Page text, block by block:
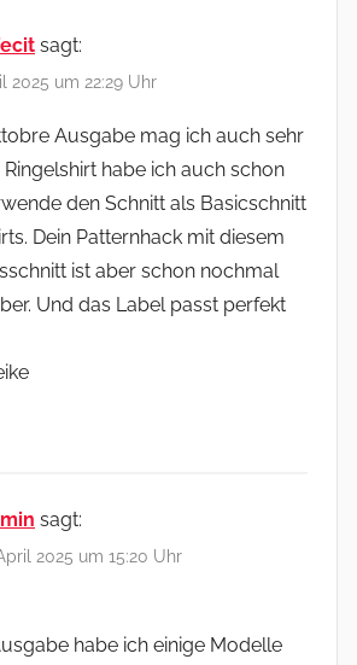
sagt:
2025 um 22:29 Uhr
Ausgabe mag ich auch sehr
habe ich auch schon
den Schnitt als Basicschnitt
Dein Patternhack mit diesem
ist aber schon nochmal
Und das Label passt perfekt
sagt:
2025 um 15:20 Uhr
habe ich einige Modelle